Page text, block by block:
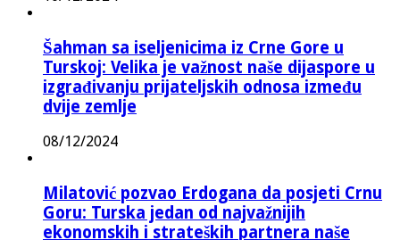
Šahman sa iseljenicima iz Crne Gore u
Turskoj: Velika je važnost naše dijaspore u
izgrađivanju prijateljskih odnosa između
dvije zemlje
08/12/2024
Milatović pozvao Erdogana da posjeti Crnu
Goru: Turska jedan od najvažnijih
ekonomskih i strateških partnera naše